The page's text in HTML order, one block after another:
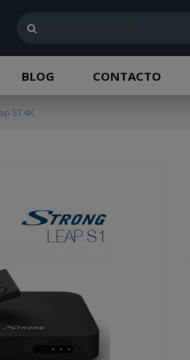
BLOG CONTACTO
S1 4K